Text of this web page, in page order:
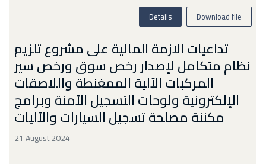
Details Download file
تداعيات الازمة المالية على مشروع تلزيم
نظام متكامل لإصدار رخص سوق ورخص سير
المركبات الآلية الممغنطة واللاصقات
الإلكترونية ولوحات التسجيل الآمنة وبرامج
مكننة مصلحة تسجيل السيارات والآليات
21 August 2024